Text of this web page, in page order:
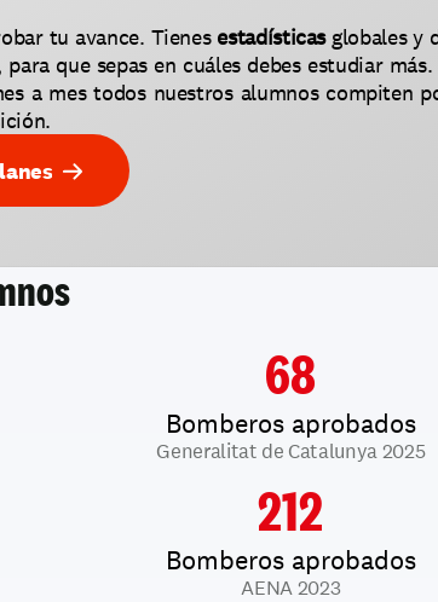
tu avance. Tienes estadísticas globales y
que sepas en cuáles debes estudiar más.
a mes todos nuestros alumnos compiten
68
Bomberos aprobados
Generalitat de Catalunya 2025
212
Bomberos aprobados
AENA 2023